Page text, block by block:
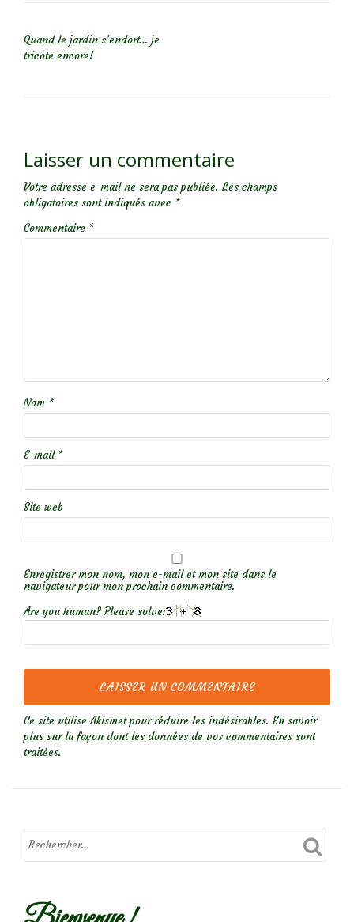
Quand le jardin s’endort… je
tricote encore!
Laisser un commentaire
Votre adresse e-mail ne sera pas publiée. Les champs
obligatoires sont indiqués avec *
Commentaire *
Nom *
E-mail *
Site web
Enregistrer mon nom, mon e-mail et mon site dans le
navigateur pour mon prochain commentaire.
Are you human? Please solve:
Ce site utilise Akismet pour réduire les indésirables. En savoir
plus sur la façon dont les données de vos commentaires sont
traitées.